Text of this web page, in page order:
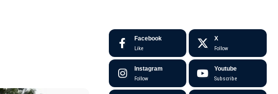
Facebook
Like
X
Follow
Instagram
Follow
Youtube
Subscribe